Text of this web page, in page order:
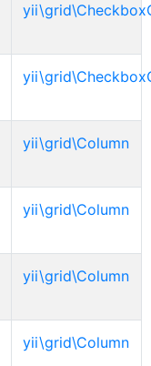
yii\grid\Column
yii\grid\Column
yii\grid\Column
yii\grid\Column